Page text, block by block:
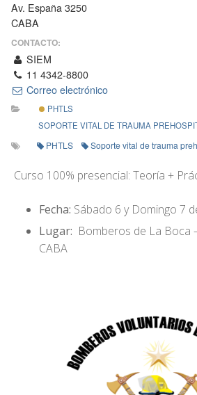
Av. España 3250
CABA
CONTACTO:
SIEM
11 4342-8800
Correo electrónico
PHTLS
SOPORTE VITAL DE TRAUMA
PHTLS Soporte vital de trauma
Curso 100% presencial: Teoría +
Fecha: Sábado 6 y Domingo 7
Lugar: Bomberos de La Boca
CABA